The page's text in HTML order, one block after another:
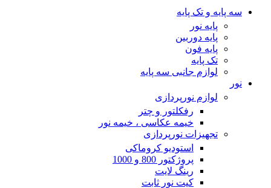
سه پایه و تک پایه
پایه نور
پایه دوربین
پایه فون
تک پایه
لوازم جانبی سه پایه
نور
لوازم نورپردازی
رفکلتور و چتر
خیمه عکاسی ، خیمه نور
تجهیزات نورپردازی
استودیو کروماکی
پروژکتور 800 و 1000
رینگ لایت
کیت نور ثابت